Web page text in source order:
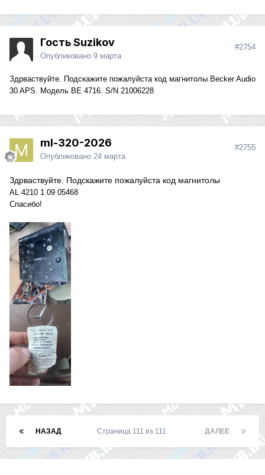
Гость Suzikov
Опубликовано 9 марта
#2754
Здрваствуйте. Подскажите пожалуйста код магнитолы Becker Audio
30 APS. Модель BE 4716. S/N 21006228
ml-320-2026
Опубликовано 24 марта
#2755
Здрваствуйте. Подскажите пожалуйста код магнитолы
AL 4210 1 09 05468
Спасибо!
НАЗАД ДАЛЕЕ
Страница 111 из 111